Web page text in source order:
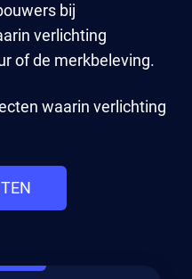
bij
verlichting
of de merkbeleving.
waarin verlichting